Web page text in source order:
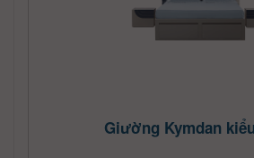
Giường Kymdan